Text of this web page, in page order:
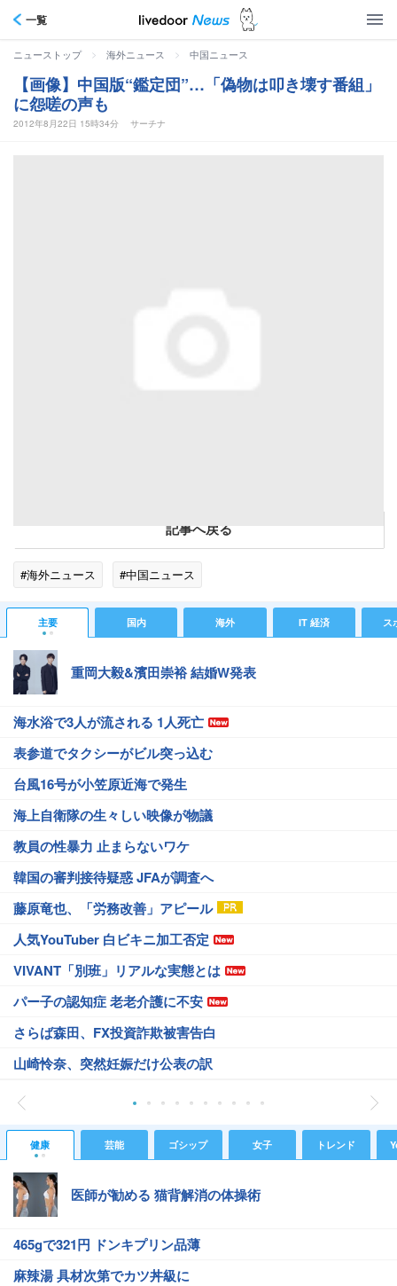
一覧
ニューストップ > 海外ニュース > 中国ニュース
【画像】中国版“鑑定団”…「偽物は叩き壊す番組」
に怨嗟の声も
2012年8月22日 15時34分 サーチナ
記事へ戻る
#海外ニュース #中国ニュース
主要 国内 海外 IT 経済 ス
重岡大毅&濱田崇裕 結婚W発表
海水浴で3人が流される 1人死亡
表参道でタクシーがビル突っ込む
台風16号が小笠原近海で発生
海上自衛隊の生々しい映像が物議
教員の性暴力 止まらないワケ
韓国の審判接待疑惑 JFAが調査へ
藤原竜也、「労務改善」アピール
人気YouTuber 白ビキニ加工否定
VIVANT「別班」リアルな実態とは
パー子の認知症 老老介護に不安
さらば森田、FX投資詐欺被害告白
山崎怜奈、突然妊娠だけ公表の訳
健康 芸能 ゴシップ 女子 トレンド
医師が勧める 猫背解消の体操術
465gで321円 ドンキプリン品薄
麻辣湯 具材次第でカツ丼級に